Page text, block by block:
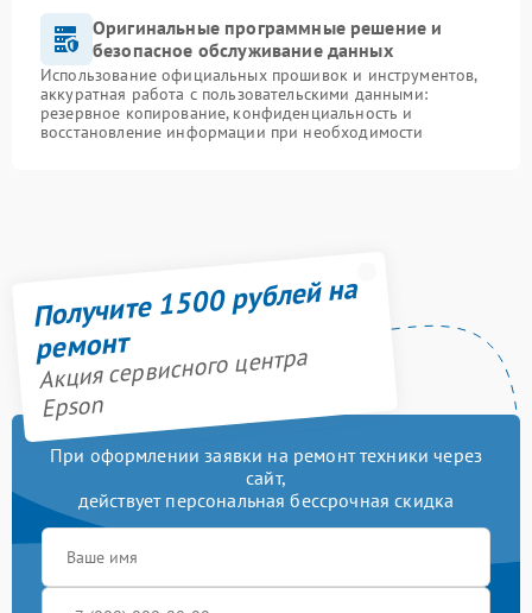
Оригинальные программные решение и
безопасное обслуживание данных
Использование официальных прошивок и инструментов,
аккуратная работа с пользовательскими данными:
резервное копирование, конфиденциальность и
восстановление информации при необходимости
Получите 1500 рублей на
ремонт
Акция сервисного центра
Epson
При оформлении заявки на ремонт техники через
сайт,
действует персональная бессрочная скидка